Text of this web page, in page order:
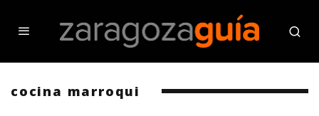
cocina marroqui